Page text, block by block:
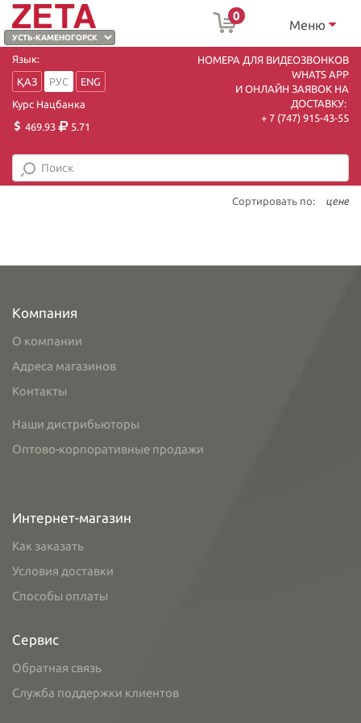
0
Меню
Язык:
ҚАЗ
РУС
ENG
Курс Нацбанка
469.93
5.71
НОМЕРА ДЛЯ ВИДЕОЗВОНКОВ
WHATS APP
И ОНЛАЙН ЗАЯВОК НА
ДОСТАВКУ:
+ 7 (747) 915-43-55
Сортировать по: цене
Компания
О компании
Адреса магазинов
Контакты
Наши дистрибьюторы
Оптово-корпоративные продажи
Интернет-магазин
Как заказать
Условия доставки
Способы оплаты
Сервис
Обратная связь
Служба поддержки клиентов